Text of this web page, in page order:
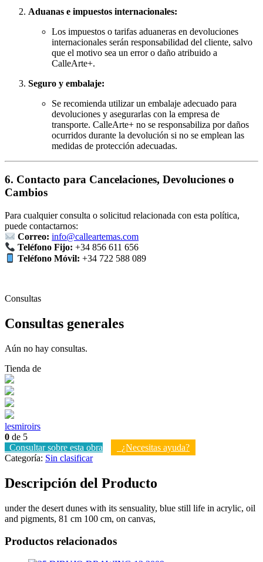
Aduanas e impuestos internacionales:
Los impuestos o tarifas aduaneras en devoluciones
internacionales serán responsabilidad del cliente, salvo
que el motivo sea un error o daño atribuido a
CalleArte+.
Seguro y embalaje:
Se recomienda utilizar un embalaje adecuado para
devoluciones y asegurarlas con la empresa de
transporte. CalleArte+ no se responsabiliza por daños
ocurridos durante la devolución si no se emplean las
medidas de protección adecuadas.
6. Contacto para Cancelaciones, Devoluciones o
Cambios
Para cualquier consulta o solicitud relacionada con esta política,
puede contactarnos:
Correo: info@calleartemas.com
Teléfono Fijo: +34 856 611 656
Teléfono Móvil: +34 722 588 089
Consultas
Consultas generales
Aún no hay consultas.
Tienda de
lesmiroirs
0 de 5
Consultar sobre esta obra
¿Necesitas ayuda?
Categoría: Sin clasificar
Descripción del Producto
under the desert dunes with its sensuality, blue still life in acrylic, oil
and pigments, 81 cm 100 cm, on canvas,
Productos relacionados